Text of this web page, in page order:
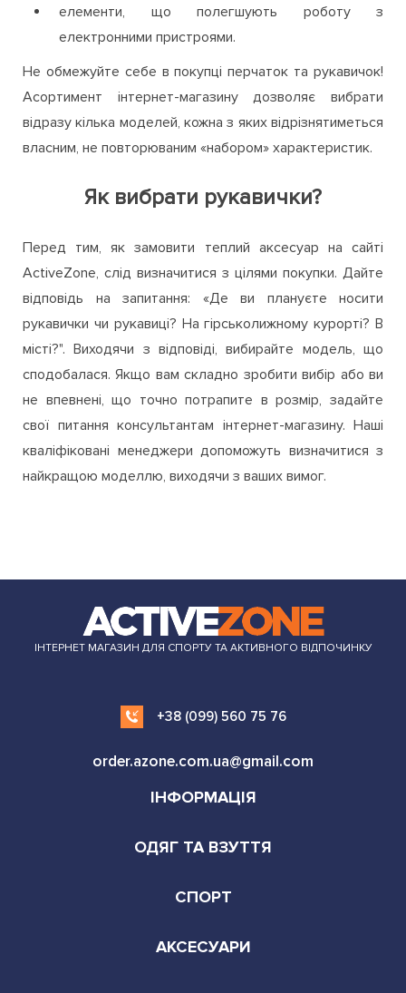
елементи, що полегшують роботу з
електронними пристроями.
Не обмежуйте себе в покупці перчаток та рукавичок!
Асортимент інтернет-магазину дозволяє вибрати
відразу кілька моделей, кожна з яких відрізнятиметься
власним, не повторюваним «набором» характеристик.
Як вибрати рукавички?
Перед тим, як замовити теплий аксесуар на сайті
ActiveZone, слід визначитися з цілями покупки. Дайте
відповідь на запитання: «Де ви плануєте носити
рукавички чи рукавиці? На гірськолижному курорті? В
місті?". Виходячи з відповіді, вибирайте модель, що
сподобалася. Якщо вам складно зробити вибір або ви
не впевнені, що точно потрапите в розмір, задайте
свої питання консультантам інтернет-магазину. Наші
кваліфіковані менеджери допоможуть визначитися з
найкращою моделлю, виходячи з ваших вимог.
ІНТЕРНЕТ МАГАЗИН ДЛЯ СПОРТУ ТА АКТИВНОГО ВІДПОЧИНКУ
+38 (099) 560 75 76
order.azone.com.ua@gmail.com
ІНФОРМАЦІЯ
ОДЯГ ТА ВЗУТТЯ
СПОРТ
АКСЕСУАРИ